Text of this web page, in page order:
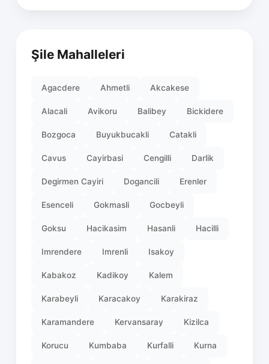
Şile Mahalleleri
Agacdere Ahmetli Akcakese
Alacali Avikoru Balibey Bickidere
Bozgoca Buyukbucakli Catakli
Cavus Cayirbasi Cengilli Darlik
Degirmen Cayiri Dogancili Erenler
Esenceli Gokmasli Gocbeyli
Goksu Hacikasim Hasanli Hacilli
Imrendere Imrenli Isakoy
Kabakoz Kadikoy Kalem
Karabeyli Karacakoy Karakiraz
Karamandere Kervansaray Kizilca
Korucu Kumbaba Kurfalli Kurna